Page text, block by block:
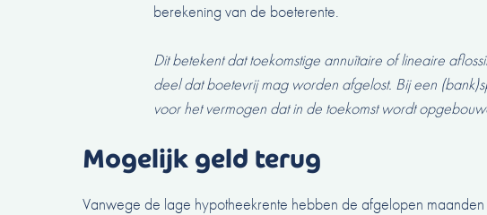
berekening van de boeterente.
Dit betekent dat toekomstige annuïtaire of lineaire
deel dat boetevrij mag worden afgelost. Bij een
voor het vermogen dat in de toekomst wordt
Mogelijk geld terug
Vanwege de lage hypotheekrente hebben de afgelopen